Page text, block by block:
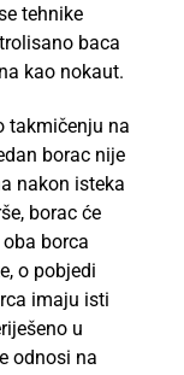
tehnike
baca
kao nokaut.
takmičenju na
borac nije
nakon isteka
borac će
borca
o pobjedi
​​imaju isti
u
odnosi na